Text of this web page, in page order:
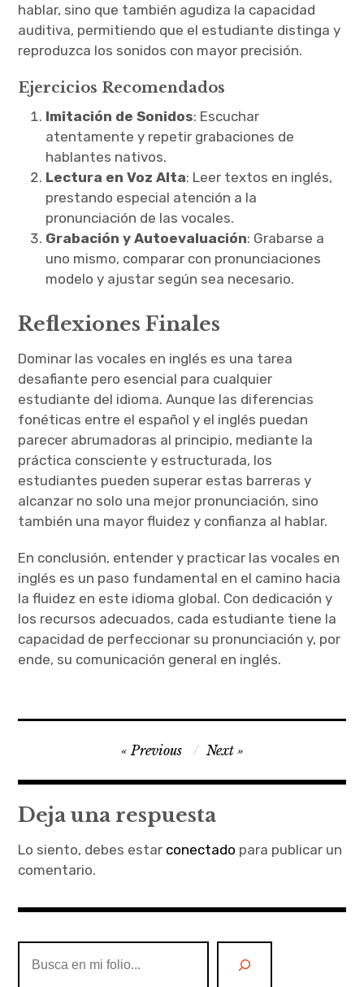
hablar, sino que también agudiza la capacidad
auditiva, permitiendo que el estudiante distinga y
reproduzca los sonidos con mayor precisión.
Ejercicios Recomendados
Imitación de Sonidos: Escuchar
atentamente y repetir grabaciones de
hablantes nativos.
Lectura en Voz Alta: Leer textos en inglés,
prestando especial atención a la
pronunciación de las vocales.
Grabación y Autoevaluación: Grabarse a
uno mismo, comparar con pronunciaciones
modelo y ajustar según sea necesario.
Reflexiones Finales
Dominar las vocales en inglés es una tarea
desafiante pero esencial para cualquier
estudiante del idioma. Aunque las diferencias
fonéticas entre el español y el inglés puedan
parecer abrumadoras al principio, mediante la
práctica consciente y estructurada, los
estudiantes pueden superar estas barreras y
alcanzar no solo una mejor pronunciación, sino
también una mayor fluidez y confianza al hablar.
En conclusión, entender y practicar las vocales en
inglés es un paso fundamental en el camino hacia
la fluidez en este idioma global. Con dedicación y
los recursos adecuados, cada estudiante tiene la
capacidad de perfeccionar su pronunciación y, por
ende, su comunicación general en inglés.
Navegación
de
entradas
Previous Next
Deja una respuesta
Lo siento, debes estar conectado para publicar un
comentario.